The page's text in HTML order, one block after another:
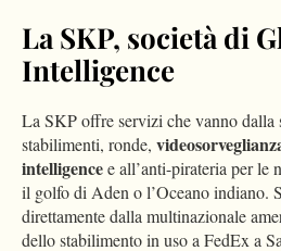
La SKP, società di
Intelligence
La SKP offre servizi che vanno dalla
stabilimenti, ronde,
intelligencee all’anti-pirateria per le
il golfo di Aden o l’Oceano indiano.
direttamente dalla multinazionale
dello stabilimento in uso a FedEx a